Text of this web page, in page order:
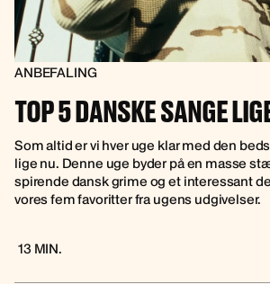
ANBEFALING
TOP 5 DANSKE SANGE
Som altid er vi hver uge klar med den
lige nu. Denne uge byder på en masse
spirende dansk grime og et interessant
vores fem favoritter fra ugens udgivelser.
13 MIN.